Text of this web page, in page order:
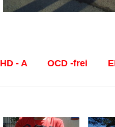
HD - A OCD -frei